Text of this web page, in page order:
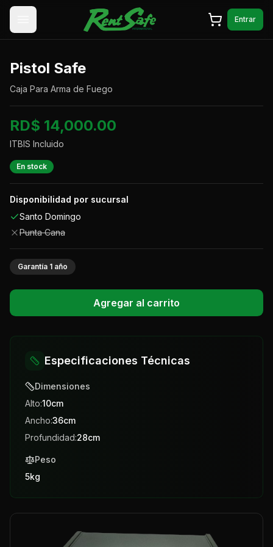
Saltar al contenido
Entrar
Pistol Safe
Caja Para Arma de Fuego
RD$ 14,000.00
ITBIS Incluido
En stock
Disponibilidad por sucursal
Santo Domingo
Punta Cana
Garantía 1 año
Agregar al carrito
Especificaciones Técnicas
Dimensiones
Alto:10cm
Ancho:36cm
Profundidad:28cm
Peso
5kg